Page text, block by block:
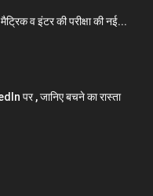
व इंटर की परीक्षा की नई...
पर , जानिए बचने का रास्ता